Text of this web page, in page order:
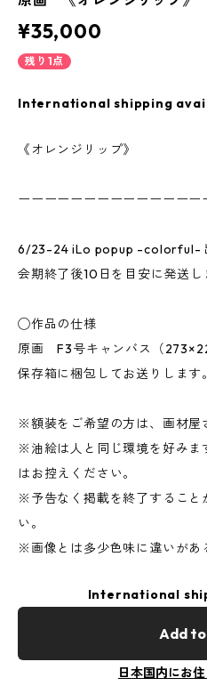
¥35,000
残り1点
International shipping
《オレンジリップ》
ーーーーーーーーーーーーー
6/23-24 iLo popup -colorful-
会期終了後10日を目安に発送し
◯作品の仕様
原画 F3号キャンバス（
保存箱に梱包してお送りします。
※額装をご希望の方は、画材屋
※油絵は人と同じ環境を好みま
はお控えください。
※予告なく掲載を終了すること
い。
※画像とは多少色味に違いがあ
International
Add
日本国内にお